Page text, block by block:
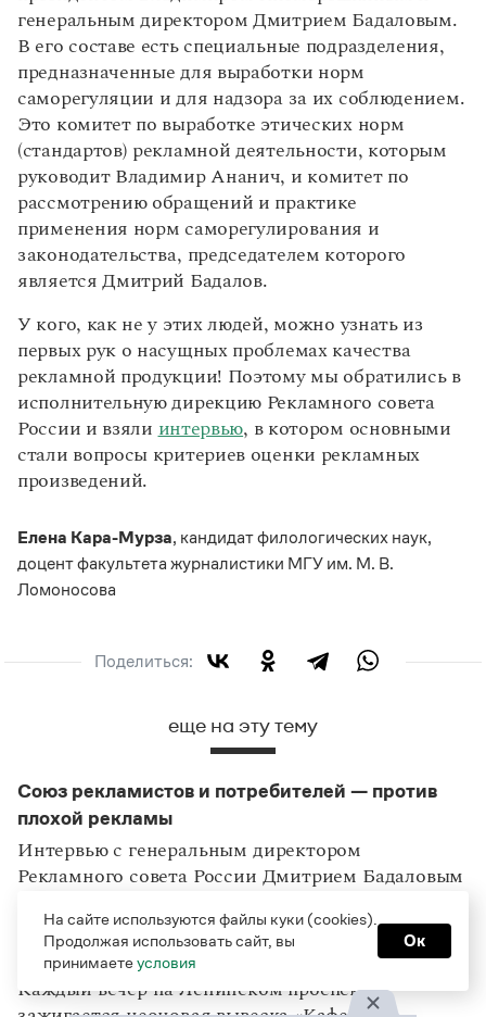
генеральным директором Дмитрием Бадаловым.
В его составе есть специальные подразделения,
предназначенные для выработки норм
саморегуляции и для надзора за их соблюдением.
Это комитет по выработке этических норм
(стандартов) рекламной деятельности, которым
руководит Владимир Ананич, и комитет по
рассмотрению обращений и практике
применения норм саморегулирования и
законодательства, председателем которого
является Дмитрий Бадалов.
У кого, как не у этих людей, можно узнать из
первых рук о насущных проблемах качества
рекламной продукции! Поэтому мы обратились в
исполнительную дирекцию Рекламного совета
России и взяли интервью, в котором основными
стали вопросы критериев оценки рекламных
произведений.
Елена Кара-Мурза, кандидат филологических наук,
доцент факультета журналистики МГУ им. М. В.
Ломоносова
Поделиться:
еще на эту тему
Союз рекламистов и потребителей — против
плохой рекламы
Интервью с генеральным директором
Рекламного совета России Дмитрием Бадаловым
Дореформенная орфография и современная
реклама
Каждый вечер на Ленинском проспекте
На сайте используются файлы куки (cookies).
Продолжая использовать сайт, вы
принимаетеусловия
Ок